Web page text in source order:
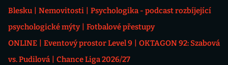
Blesku
Nemovitosti
Psychologika - podcast rozbíjející
psychologické mýty
Fotbalové přestupy
ONLINE
Eventový prostor Level 9
OKTAGON 92: Szabová
vs. Pudilová
Chance Liga 2026/27